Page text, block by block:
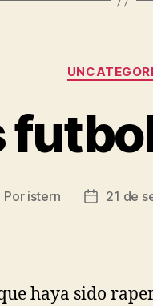
Por istern
Fecha
21 de
haya sido